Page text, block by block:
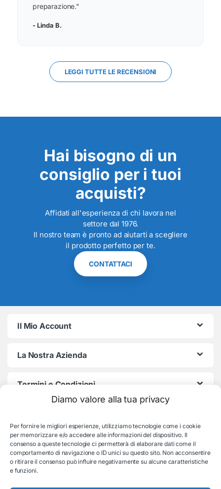
Diamo valore alla tua privacy
Per fornire le migliori esperienze, utilizziamo tecnologie come i cookie
per memorizzare e/o accedere alle informazioni del dispositivo. Il
consenso a queste tecnologie ci permetterà di elaborare dati come il
comportamento di navigazione o ID unici su questo sito. Non acconsentire
o ritirare il consenso può influire negativamente su alcune caratteristiche
e funzioni.
preparazione."
- Linda B.
LEGGI TUTTE LE RECENSIONI
Hai bisogno di un
consiglio per i tuoi
acquisti?
Affidati all'esperienza di chi lavora nel
settore dal 1976.
Il nostro team è pronto ad aiutarti a scegliere
il prodotto perfetto per te.
CONTATTACI
Il Mio Account
La Nostra Azienda
Termini e Condizioni
Consulenza e supporto: